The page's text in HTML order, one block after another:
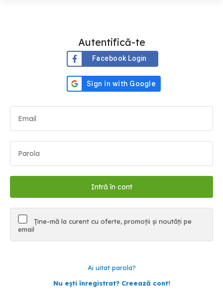
Autentifică-te
Facebook Login
Ține-mă la curent cu oferte, promoții și noutăți pe
email
Ai uitat parola?
Nu ești înregistrat? Creează cont!